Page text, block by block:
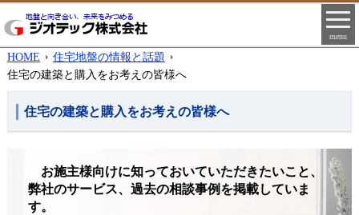
menu
HOME
住宅地盤の情報と話題
住宅の建築と購入をお考えの皆様へ
住宅の建築と購入をお考えの皆様へ
お施主様向けに知っておいていただきたいこと、
弊社のサービス、過去の相談事例を掲載していま
す。